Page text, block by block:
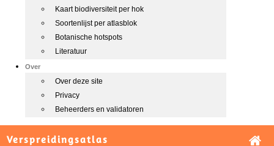
Kaart biodiversiteit per hok
Soortenlijst per atlasblok
Botanische hotspots
Literatuur
Over
Over deze site
Privacy
Beheerders en validatoren
Verspreidingsatlas